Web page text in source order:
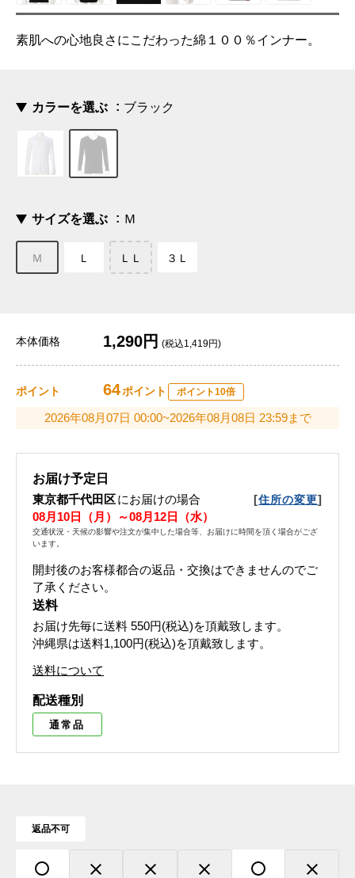
素肌への心地良さにこだわった綿１００％インナー。
カラーを選ぶ ブラック
サイズを選ぶ Ｍ
Ｍ Ｌ ＬＬ ３Ｌ
本体価格 1,290円 (税込1,419円)
ポイント 64ポイント ポイント10倍
2026年08月07日 00:00~2026年08月08日 23:59まで
お届け予定日
東京都千代田区にお届けの場合 [住所の変更]
08月10日（月）～08月12日（水）
交通状況・天候の影響や注文が集中した場合等、お届けに時間を頂く場合がござ
います。
開封後のお客様都合の返品・交換はできませんのでご
了承ください。
送料
お届け先毎に送料 550円(税込)を頂戴致します。
沖縄県は送料1,100円(税込)を頂戴致します。
送料について
配送種別
通常品
返品不可